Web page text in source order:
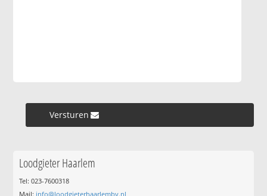
Versturen »
Loodgieter Haarlem
Tel: 023-7600318
Mail: info@loodgieterhaarlembv.nl